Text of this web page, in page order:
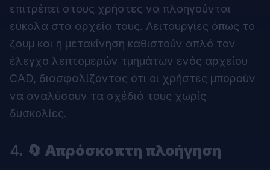
επιτρέπει στους χρήστες να πλοηγούνται
εύκολα στα αρχεία τους. Λειτουργίες όπως το
ζουμ και η μετακίνηση καθιστούν απλό τον
έλεγχο λεπτομερών τμημάτων ενός αρχείου
CAD, διασφαλίζοντας ότι οι χρήστες μπορούν
να αναλύσουν τα σχέδιά τους χωρίς
δυσκολίες.
4. 🔄 Απρόσκοπτη πλοήγηση